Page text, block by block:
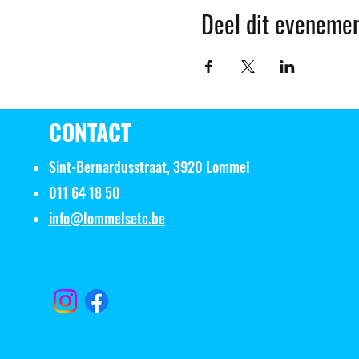
Deel dit
CONTACT
Sint-Bernardusstraat, 3920 Lommel
011 64 18 50
info@lommelsetc.be